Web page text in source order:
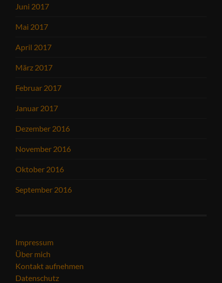
Juni 2017
Mai 2017
April 2017
März 2017
Februar 2017
Januar 2017
Dezember 2016
November 2016
Oktober 2016
September 2016
Impressum
Über mich
Kontakt aufnehmen
Datenschutz